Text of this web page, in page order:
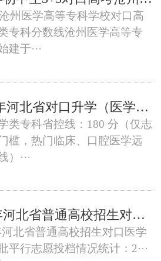
州医学高等专科学校对口高
专科分数线沧州医学高等专
建于···
2026 年河北省对口升学（医学类）专科批院校 + 专业录取分数线完整版
类专科省控线：180 分（仅志
槛，热门临床、口腔医学远
）···
2026年河北省普通高校招生对口医学类本科批平行志愿投档情况统计
河北省普通高校招生对口医学
平行志愿投档情况统计：2···